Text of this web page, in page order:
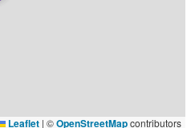
Leaflet | ©OpenStreetMapcontributors